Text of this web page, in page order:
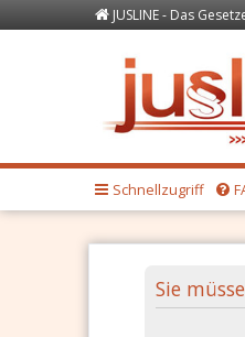
JUSLINE - Das
Schnellzugriff
Sie